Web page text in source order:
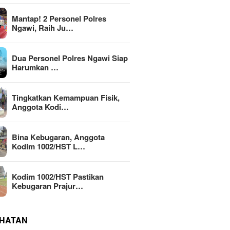
Mantap! 2 Personel Polres
Ngawi, Raih Ju…
Dua Personel Polres Ngawi Siap
Harumkan …
Tingkatkan Kemampuan Fisik,
Anggota Kodi…
Bina Kebugaran, Anggota
Kodim 1002/HST L…
Kodim 1002/HST Pastikan
Kebugaran Prajur…